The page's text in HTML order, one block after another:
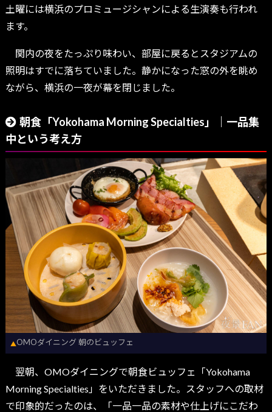
土曜には横浜のプロミュージシャンによる生演奏も行われ
ます。
関内の夜をたっぷり味わい、部屋に戻るとスタジアムの
照明はすでに落ちていました。静かになった窓の外を眺め
ながら、横浜の一夜が幕を閉じました。
朝食「Yokohama Morning Specialties」｜一品集
中という考え方
▲OMOダイニング 朝のビュッフェ
翌朝、OMOダイニングで朝食ビュッフェ「Yokohama
Morning Specialties」をいただきました。スタッフへの取材
で印象的だったのは、「一品一品の素材や仕上げにこだわ